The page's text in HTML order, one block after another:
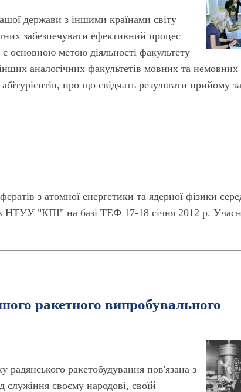
держави з іншими країнами світу
забезпечувати ефективний процес
є основною метою діяльності факультету
аналогічних факультетів мовних та
про що свідчать результати прийому за
з атомної енергетики та ядерної фізики
в НТУУ "КПІ" на базі ТЕФ 17-18 січня 2012 р.
ракетного випробувального
радянського ракетобудування пов'язана з
своєму народові, своїй